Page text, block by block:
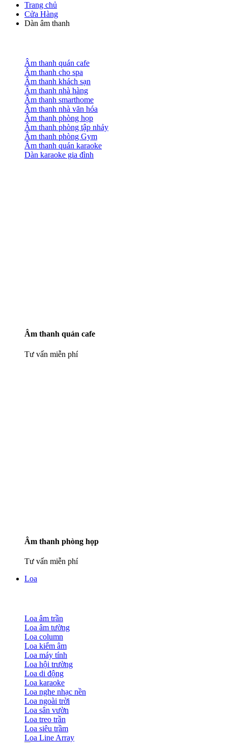
Trang chủ
Cửa Hàng
Dàn âm thanh
Âm thanh quán cafe
Âm thanh cho spa
Âm thanh khách sạn
Âm thanh nhà hàng
Âm thanh smarthome
Âm thanh nhà văn hóa
Âm thanh phòng họp
Âm thanh phòng tập nhảy
Âm thanh phòng Gym
Âm thanh quán karaoke
Dàn karaoke gia đình
Âm thanh quán cafe
Tư vấn miễn phí
Âm thanh phòng họp
Tư vấn miễn phí
Loa
Loa âm trần
Loa âm tường
Loa column
Loa kiểm âm
Loa máy tính
Loa hội trường
Loa di động
Loa karaoke
Loa nghe nhạc nền
Loa ngoài trời
Loa sân vườn
Loa treo trần
Loa siêu trầm
Loa Line Array